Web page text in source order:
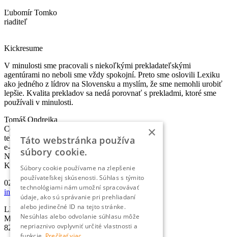
Ľubomír Tomko
riaditeľ
Kickresume
V minulosti sme pracovali s niekoľkými prekladateľskými
agentúrami no neboli sme vždy spokojní. Preto sme oslovili Lexiku
ako jedného z lídrov na Slovensku a myslím, že sme nemohli urobiť
lepšie. Kvalita prekladov sa nedá porovnať s prekladmi, ktoré sme
používali v minulosti.
Tomáš Ondrejka
Co-founder & Head of Marketing
telefón: +421 2 5010 6700
e-mail:
info@lexika.sk
Nájdete nás:
Kontakty
02/501 067 00
info@lexika.sk
LEXIKA s.r.o.
Miletičova 21
821 09 Bratislava
×
Táto webstránka používa
súbory cookie.
Súbory cookie používame na zlepšenie
používateľskej skúsenosti. Súhlas s týmito
technológiami nám umožní spracovávať
údaje, ako sú správanie pri prehliadaní
alebo jedinečné ID na tejto stránke.
Nesúhlas alebo odvolanie súhlasu môže
nepriaznivo ovplyvniť určité vlastnosti a